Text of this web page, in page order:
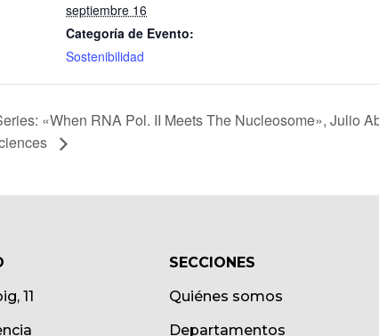
septiembre 16
Categoría de Evento:
Sostenibilidad
«When RNA Pol. II Meets The Nucleosome», Julio
11
SECCIONES
Quiénes somos
Departamentos